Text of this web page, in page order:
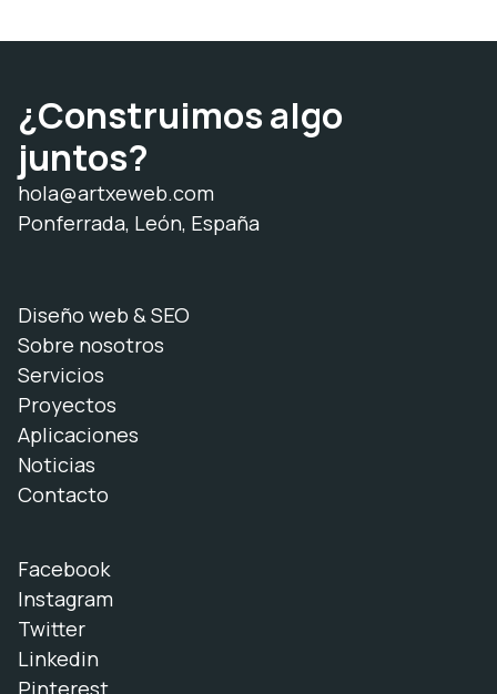
¿Construimos algo
juntos?
hola@artxeweb.com
Ponferrada, León, España
Diseño web & SEO
Sobre nosotros
Servicios
Proyectos
Aplicaciones
Noticias
Contacto
Facebook
Instagram
Twitter
Linkedin
Pinterest